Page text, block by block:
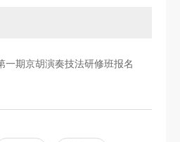
一期京胡演奏技法研修班报名